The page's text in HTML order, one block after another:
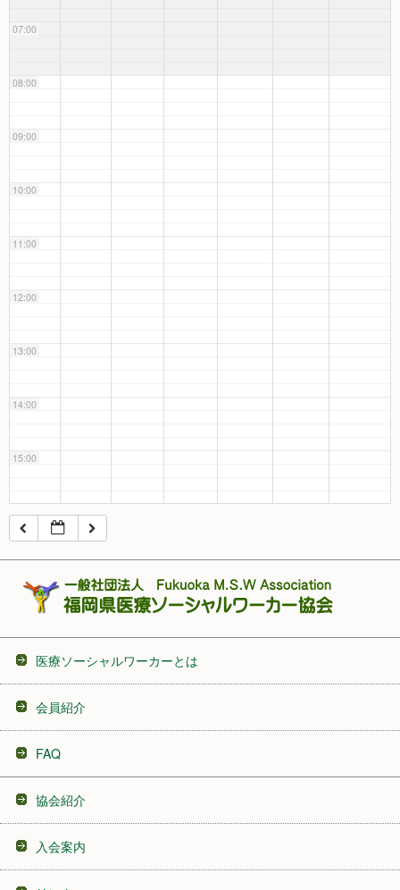
07:00
08:00
09:00
10:00
11:00
12:00
13:00
14:00
15:00
16:00
21:00
23:00
医療ソーシャルワーカーとは
会員紹介
FAQ
協会紹介
入会案内